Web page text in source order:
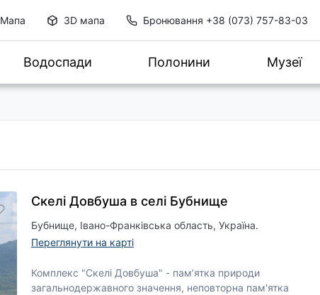
Мапа 3D мапа Бронювання +38 (073) 757-83-03
Водоспади Полонини Музеї
Скелі Довбуша в селі Бубнище
Бубнище, Івано-Франківська область, Україна.
Переглянути на карті
Комплекс "Скелі Довбуша" - пам’ятка природи
загальнодержавного значення, неповторна пам'ятка